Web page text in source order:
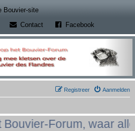
Bouvier-site(Opens a new tab)
Contact(Opens a new tab)
Facebook
Aanmelden
Registreer
Forum, waar